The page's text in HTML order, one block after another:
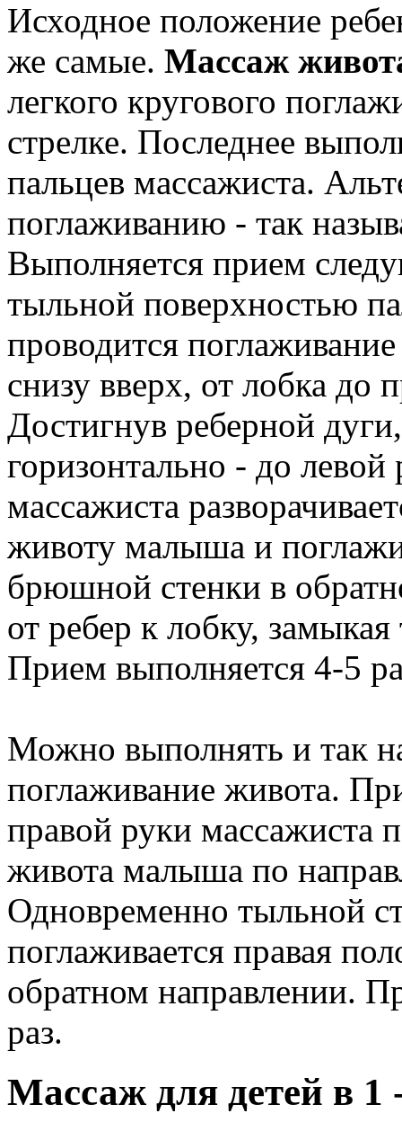
Исходное положение
же самые. Массаж
легкого кругового
стрелке. Последнее
пальцев массажиста.
поглаживанию - так
Выполняется прием
тыльной поверхностью
проводится
снизу вверх, от лобка до
Достигнув реберной
горизонтально - до левой
массажиста
животу малыша и
брюшной стенки в
от ребер к лобку,
Прием выполняется 4-5
Можно выполнять и так
поглаживание живота.
правой руки массажиста
живота малыша по
Одновременно тыльной
поглаживается правая
обратном направлении.
раз.
Массаж для детей в 1